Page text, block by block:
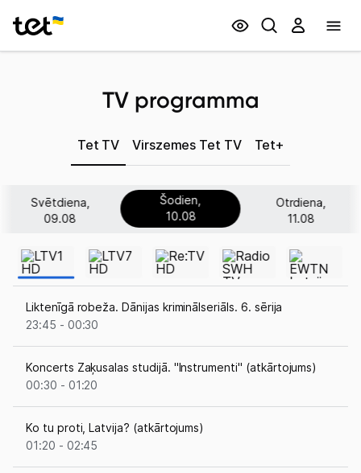
TV programma
Tet TV Virszemes Tet TV Tet+
Svētdiena,
09.08
Šodien,
10.08
Otrdiena,
11.08
Liktenīgā robeža. Dānijas kriminālseriāls. 6. sērija
23:45 - 00:30
Koncerts Zaķusalas studijā. "Instrumenti" (atkārtojums)
00:30 - 01:20
Ko tu proti, Latvija? (atkārtojums)
01:20 - 02:45